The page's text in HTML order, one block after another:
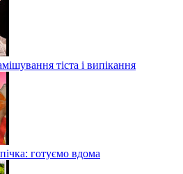
тіста і випікання
готуємо вдома